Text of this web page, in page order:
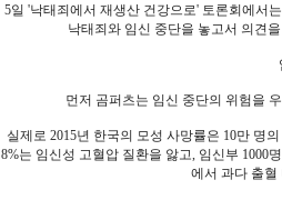
5일 '낙태죄에서 재생산 건강으로' 토론회에서
낙태죄와 임신 중단을 놓고서 의견
먼저 곰퍼츠는 임신 중단의 위험을
실제로 2015년 한국의 모성 사망률은 10만 명
8%는 임신성 고혈압 질환을 앓고, 임신부 1000
에서 과다 출혈